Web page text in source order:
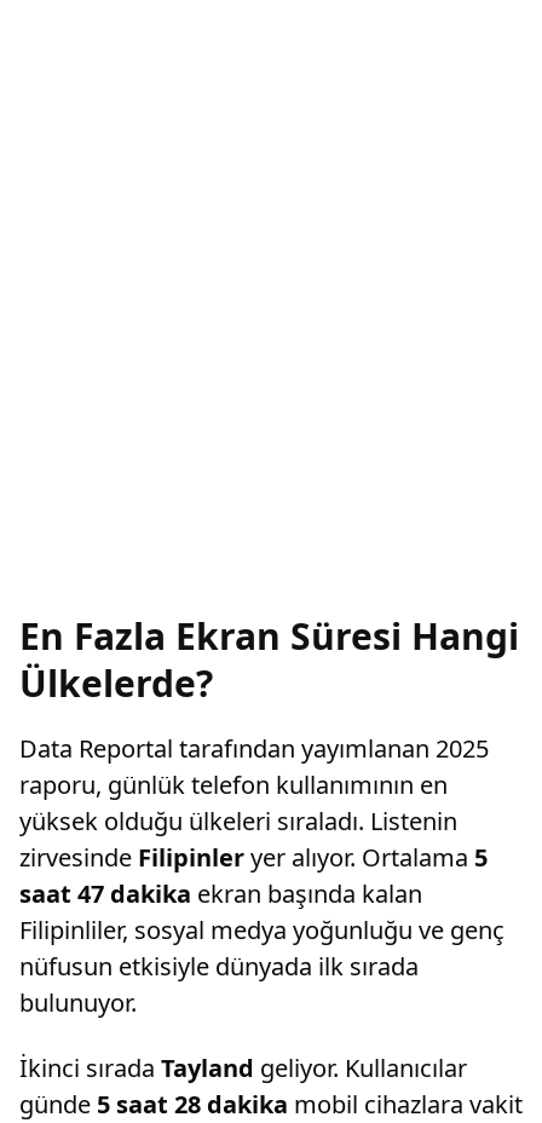
En Fazla Ekran Süresi Hangi
Ülkelerde?
Data Reportal tarafından yayımlanan 2025
raporu, günlük telefon kullanımının en
yüksek olduğu ülkeleri sıraladı. Listenin
zirvesinde Filipinleryer alıyor. Ortalama 5
saat 47 dakika ekran başında kalan
Filipinliler, sosyal medya yoğunluğu ve genç
nüfusun etkisiyle dünyada ilk sırada
bulunuyor.
İkinci sırada Tayland geliyor. Kullanıcılar
günde 5 saat 28 dakika mobil cihazlara vakit